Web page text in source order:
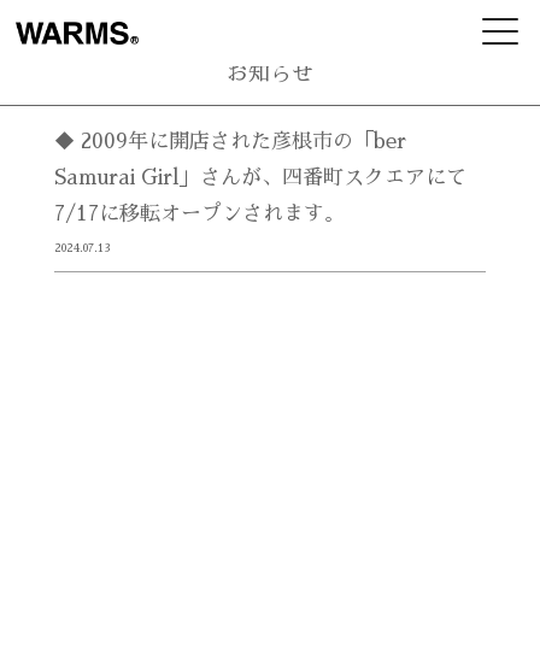
お知らせ
◆ 2009年に開店された彦根市の「ber
Samurai Girl」さんが、四番町スクエアにて
7/17に移転オープンされます。
2024.07.13